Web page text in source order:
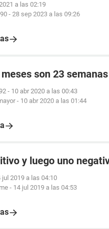
a las 02:19
- 28 sep 2023 a las 09:26
son 23
- 10 abr 2020 a las 00:43
- 10 abr 2020 a las 01:44
y luego uno
jul 2019 a las 04:10
- 14 jul 2019 a las 04:53